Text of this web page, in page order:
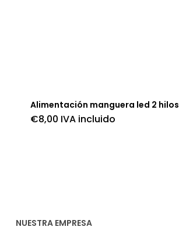
Alimentación manguera led 2 hilos
€8,00 IVA incluido
NUESTRA EMPRESA